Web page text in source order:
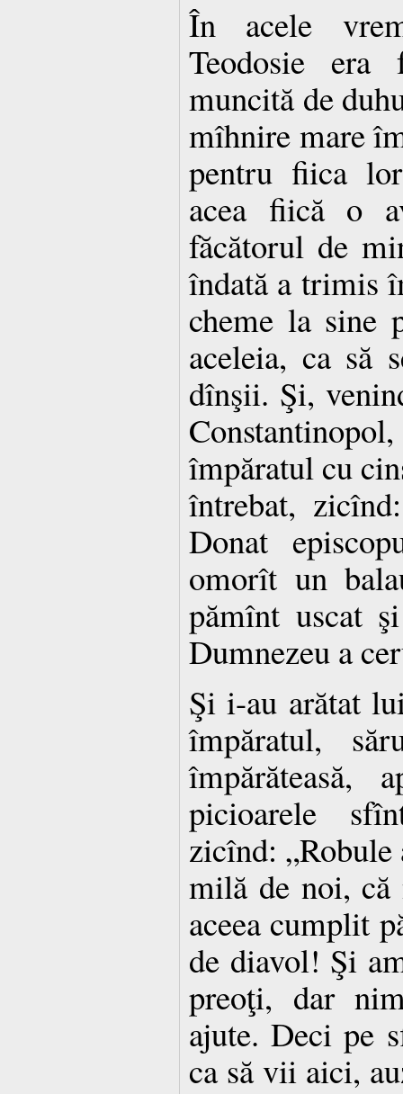
În acele
Teodosie era
muncită de
mîhnire mare
pentru fiica
acea fiică o
făcătorul de
îndată a trimis
cheme la sine
aceleia, ca să
dînşii. Şi,
împăratul cu
întrebat,
Donat
omorît un
pămînt uscat
Dumnezeu a
Şi i-au arătat
împăratul,
împărăteasă,
picioarele
zicînd:
milă de noi,
aceea cumplit
de diavol! Şi
preoţi, dar
ajute. Deci pe
ca să vii aici,